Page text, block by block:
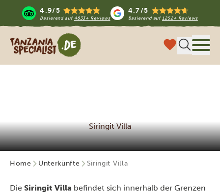
4.9/5
Basierend auf 4833+ Reviews
4.7/5
Basierend auf1252+ Reviews
Tanzania Specialist
Siringit Villa
Home Unterkünfte Siringit Villa
Die Siringit Villa befindet sich innerhalb der Grenzen